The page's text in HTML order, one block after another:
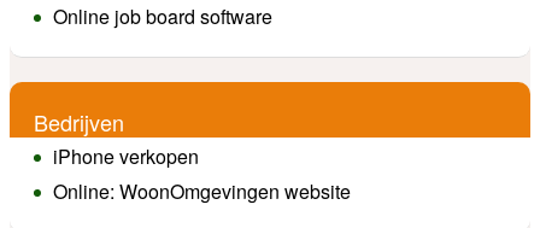
Online job board software
Bedrijven
iPhone verkopen
Online: WoonOmgevingen website